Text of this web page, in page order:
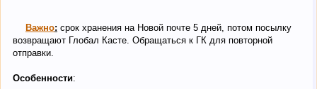
Важно: срок хранения на Новой почте 5 дней, потом посылку
возвращают Глобал Касте. Обращаться к ГК для повторной
отправки.
Особенности: